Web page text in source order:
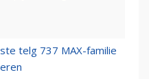
telg 737 MAX-familie